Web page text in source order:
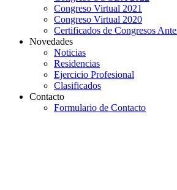
Congreso Virtual 2021
Congreso Virtual 2020
Certificados de Congresos
Novedades
Noticias
Residencias
Ejercicio Profesional
Clasificados
Contacto
Formulario de Contacto